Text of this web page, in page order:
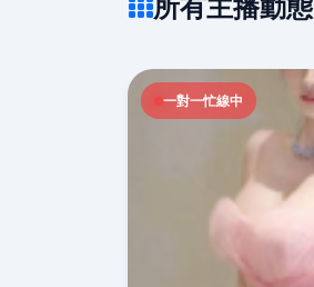
一對一忙線中